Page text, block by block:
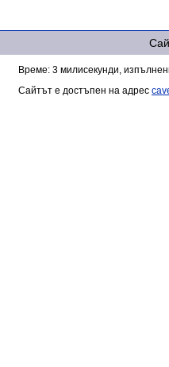
Време: 3 милисекунди,
Сайтът е достъпен на адрес